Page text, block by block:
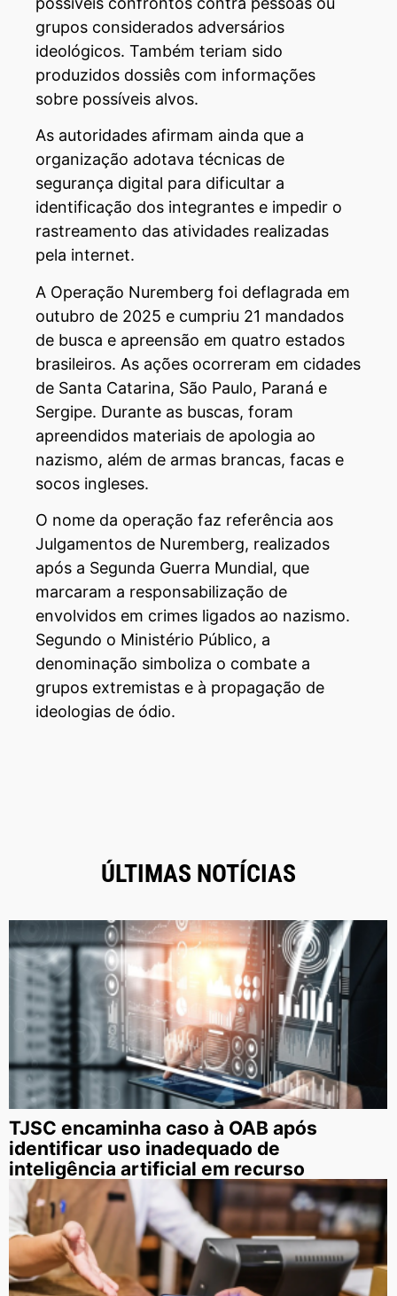
grupos considerados adversários
ideológicos. Também teriam sido
produzidos dossiês com informações
sobre possíveis alvos.
As autoridades afirmam ainda que a
organização adotava técnicas de
segurança digital para dificultar a
identificação dos integrantes e impedir o
rastreamento das atividades realizadas
pela internet.
A Operação Nuremberg foi deflagrada em
outubro de 2025 e cumpriu 21 mandados
de busca e apreensão em quatro estados
brasileiros. As ações ocorreram em cidades
de Santa Catarina, São Paulo, Paraná e
Sergipe. Durante as buscas, foram
apreendidos materiais de apologia ao
nazismo, além de armas brancas, facas e
socos ingleses.
O nome da operação faz referência aos
Julgamentos de Nuremberg, realizados
após a Segunda Guerra Mundial, que
marcaram a responsabilização de
envolvidos em crimes ligados ao nazismo.
Segundo o Ministério Público, a
denominação simboliza o combate a
grupos extremistas e à propagação de
ideologias de ódio.
ÚLTIMAS NOTÍCIAS
TJSC encaminha caso à OAB após
identificar uso inadequado de
inteligência artificial em recurso